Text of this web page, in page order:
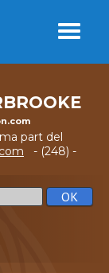
part del
- (248) -